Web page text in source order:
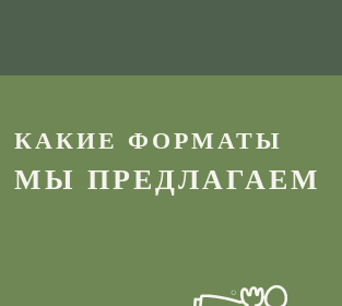
МЫ ПРЕДЛАГАЕМ
КАКИЕ ФОРМАТЫ